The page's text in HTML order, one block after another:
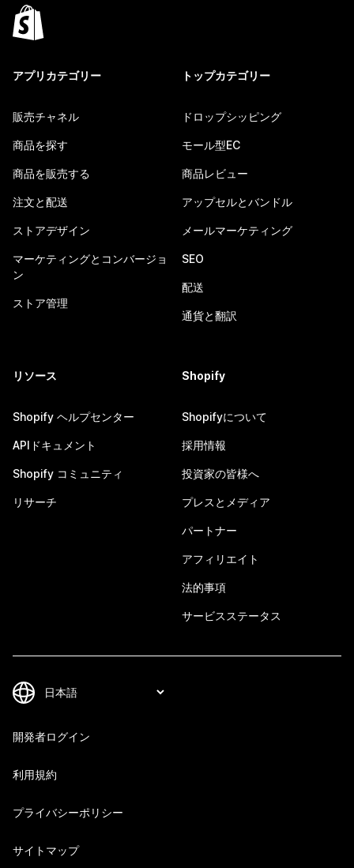
アプリカテゴリー
販売チャネル
商品を探す
商品を販売する
注文と配送
ストアデザイン
マーケティングとコンバージョ
ン
ストア管理
トップカテゴリー
ドロップシッピング
モール型EC
商品レビュー
アップセルとバンドル
メールマーケティング
SEO
配送
通貨と翻訳
リソース
Shopify ヘルプセンター
APIドキュメント
Shopify コミュニティ
リサーチ
Shopify
Shopifyについて
採用情報
投資家の皆様へ
プレスとメディア
パートナー
アフィリエイト
法的事項
サービスステータス
開発者ログイン
利用規約
プライバシーポリシー
サイトマップ